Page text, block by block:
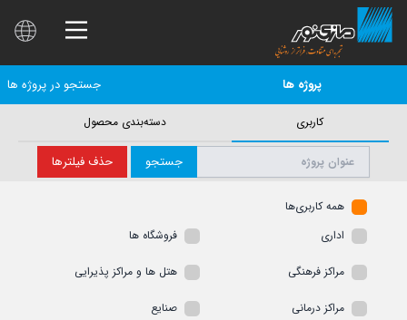
پروژه ها جستجو در پروژه ها
کاربری دسته‌بندی محصول
جستجو حذف فیلترها
همه کاربری‌ها
اداری
فروشگاه ها
مراکز فرهنگی هتل ها و مراکز پذیرایی
مراکز درمانی صنایع